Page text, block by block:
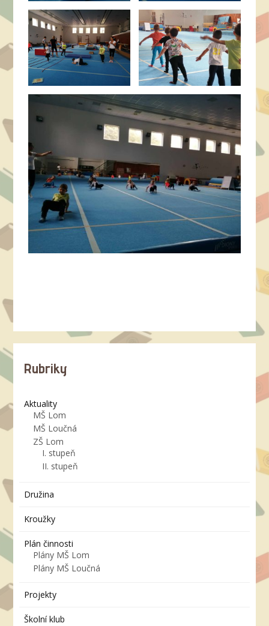
Rubriky
Aktuality
MŠ Lom
MŠ Loučná
ZŠ Lom
I. stupeň
II. stupeň
Družina
Kroužky
Plán činnosti
Plány MŠ Lom
Plány MŠ Loučná
Projekty
Školní klub